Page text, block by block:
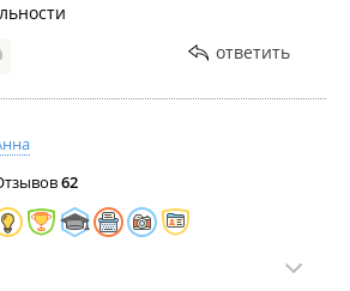
ответить
62